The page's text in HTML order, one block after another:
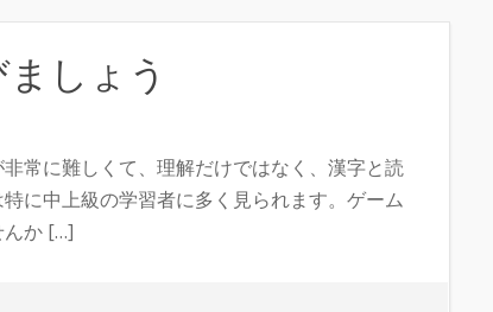
しょう
常に難しくて、理解だけではなく、漢字と読
に中上級の学習者に多く見られます。ゲーム
んか […]